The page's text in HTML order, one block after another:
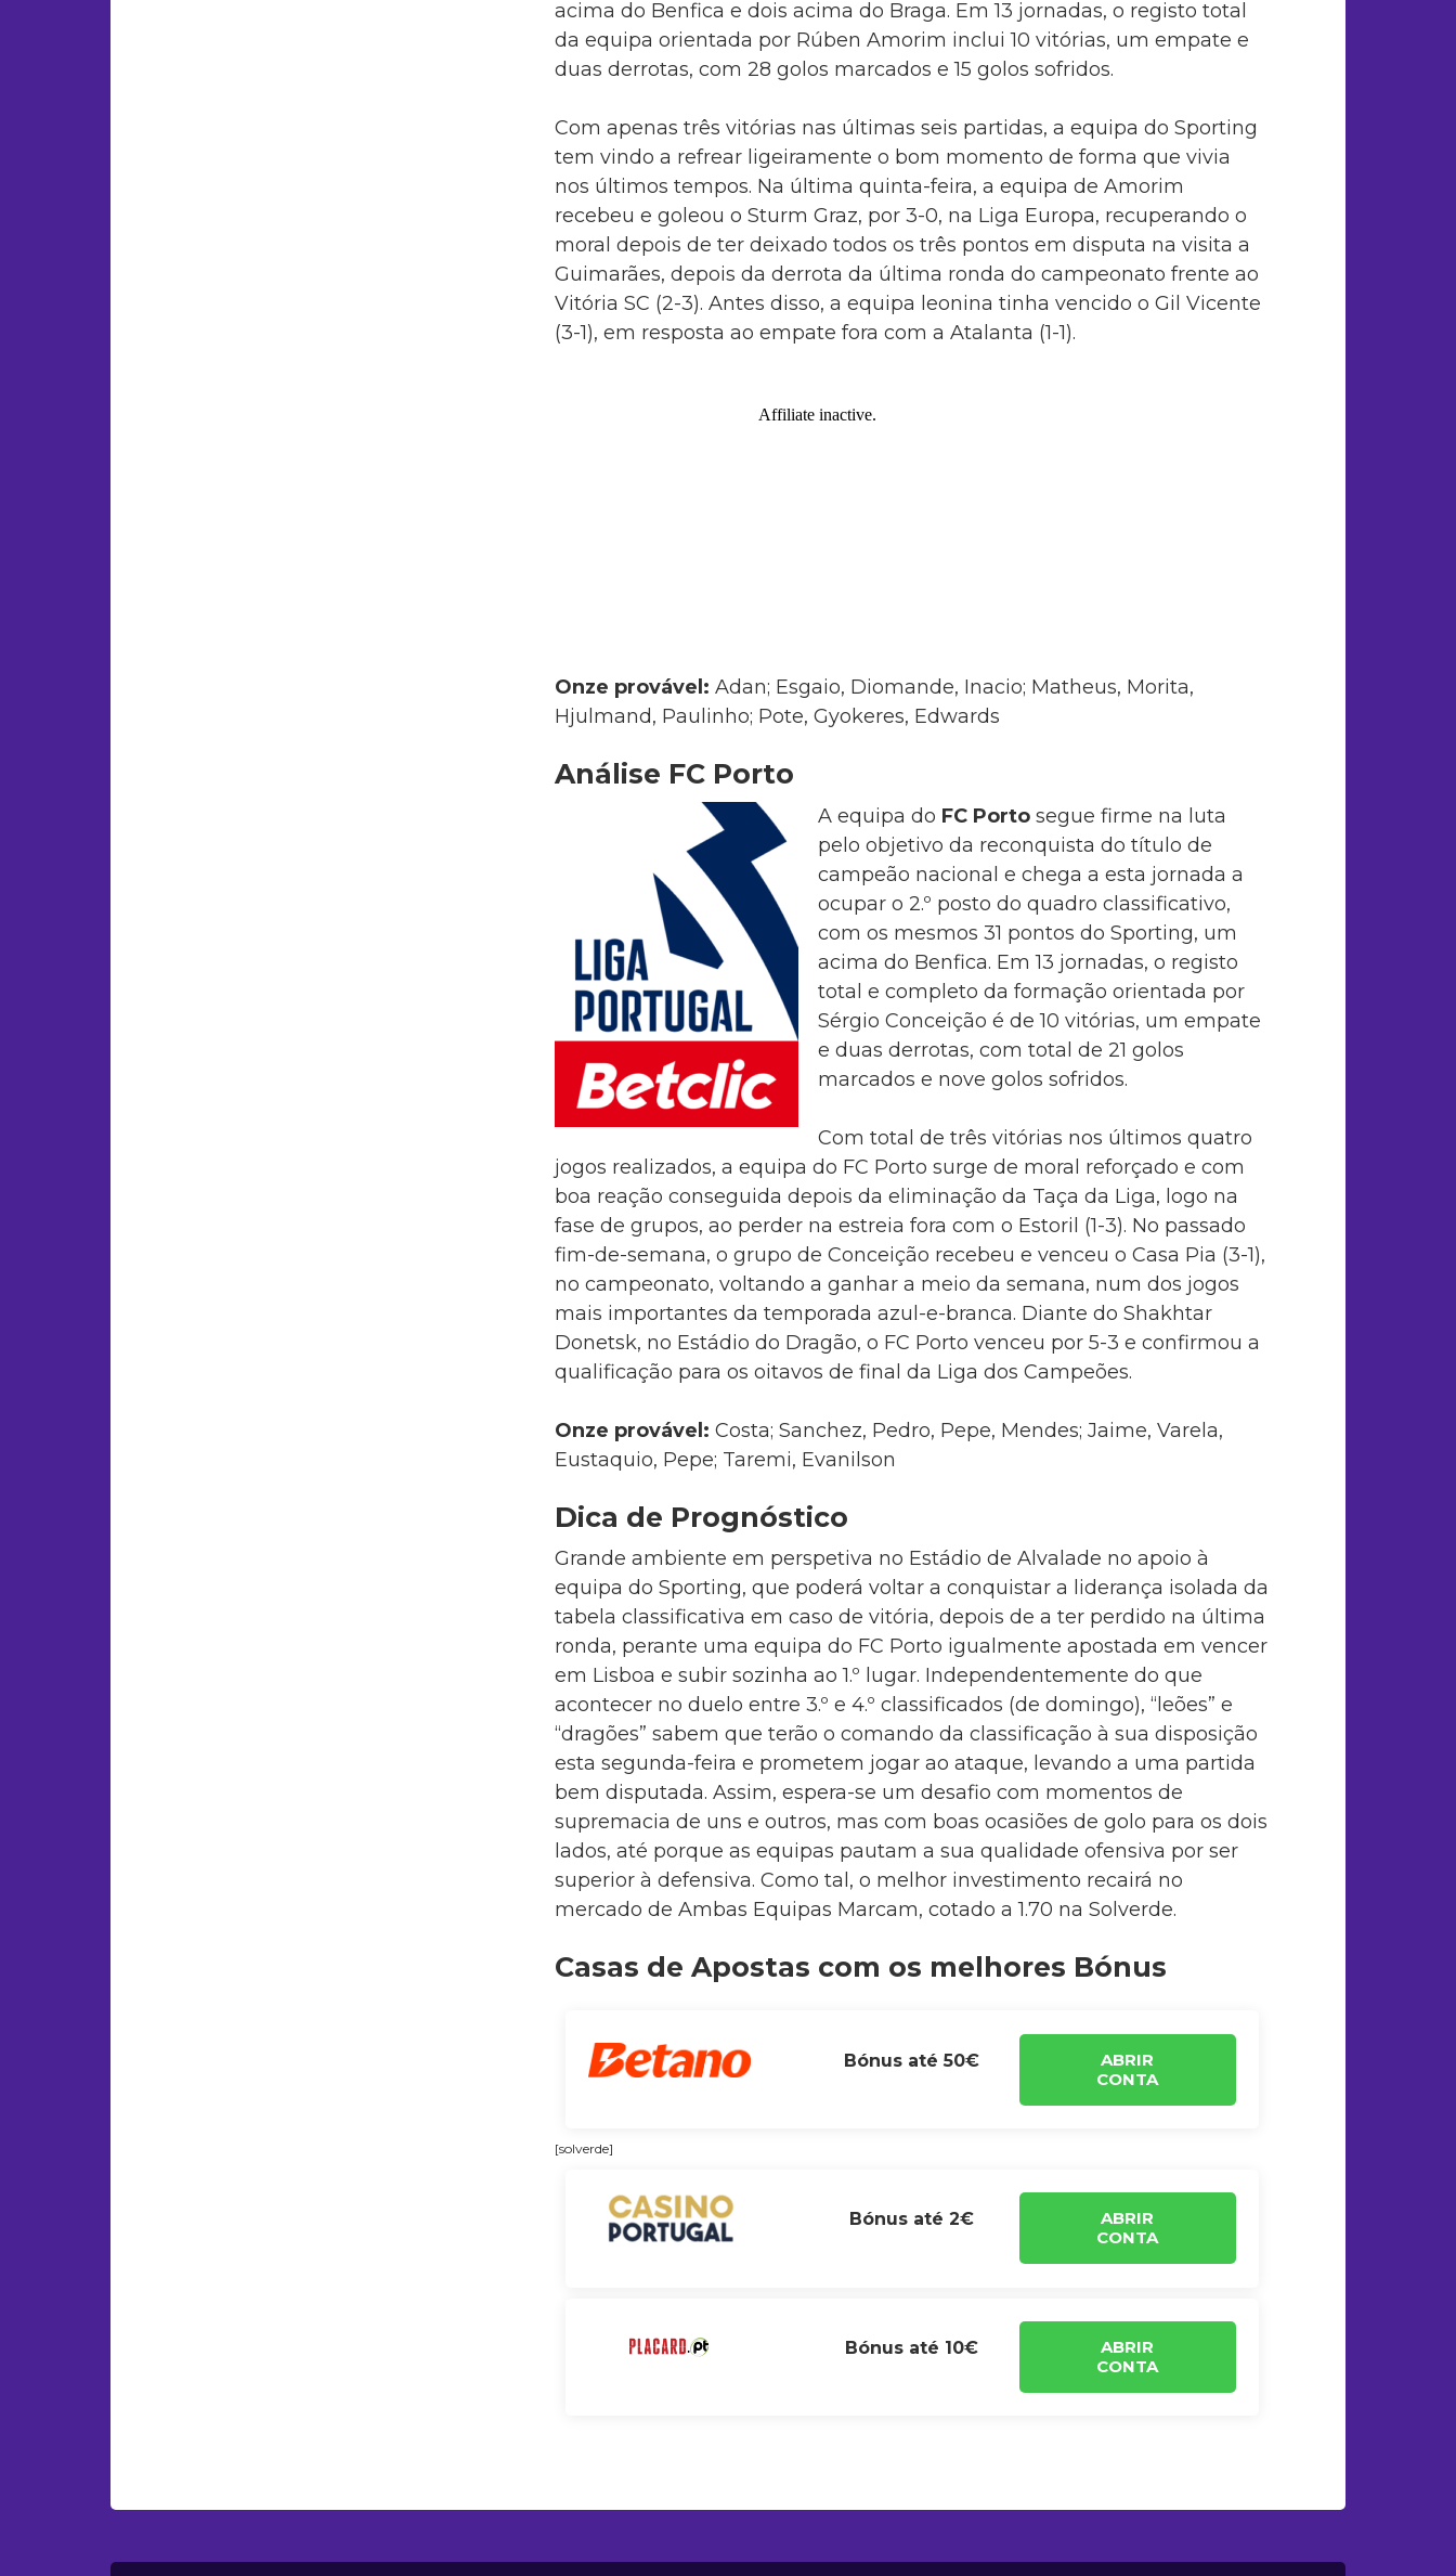
acima do Benfica e dois acima do Braga. Em 13 jornadas, o registo total
da equipa orientada por Rúben Amorim inclui 10 vitórias, um empate e
duas derrotas, com 28 golos marcados e 15 golos sofridos.
Com apenas três vitórias nas últimas seis partidas, a equipa do Sporting
tem vindo a refrear ligeiramente o bom momento de forma que vivia
nos últimos tempos. Na última quinta-feira, a equipa de Amorim
recebeu e goleou o Sturm Graz, por 3-0, na Liga Europa, recuperando o
moral depois de ter deixado todos os três pontos em disputa na visita a
Guimarães, depois da derrota da última ronda do campeonato frente ao
Vitória SC (2-3). Antes disso, a equipa leonina tinha vencido o Gil Vicente
(3-1), em resposta ao empate fora com a Atalanta (1-1).
Onze provável: Adan; Esgaio, Diomande, Inacio; Matheus, Morita,
Hjulmand, Paulinho; Pote, Gyokeres, Edwards
Análise FC Porto
A equipa do FC Porto segue firme na luta
pelo objetivo da reconquista do título de
campeão nacional e chega a esta jornada a
ocupar o 2.º posto do quadro classificativo,
com os mesmos 31 pontos do Sporting, um
acima do Benfica. Em 13 jornadas, o registo
total e completo da formação orientada por
Sérgio Conceição é de 10 vitórias, um empate
e duas derrotas, com total de 21 golos
marcados e nove golos sofridos.
Com total de três vitórias nos últimos quatro
jogos realizados, a equipa do FC Porto surge de moral reforçado e com
boa reação conseguida depois da eliminação da Taça da Liga, logo na
fase de grupos, ao perder na estreia fora com o Estoril (1-3). No passado
fim-de-semana, o grupo de Conceição recebeu e venceu o Casa Pia (3-1),
no campeonato, voltando a ganhar a meio da semana, num dos jogos
mais importantes da temporada azul-e-branca. Diante do Shakhtar
Donetsk, no Estádio do Dragão, o FC Porto venceu por 5-3 e confirmou a
qualificação para os oitavos de final da Liga dos Campeões.
Onze provável: Costa; Sanchez, Pedro, Pepe, Mendes; Jaime, Varela,
Eustaquio, Pepe; Taremi, Evanilson
Dica de Prognóstico
Grande ambiente em perspetiva no Estádio de Alvalade no apoio à
equipa do Sporting, que poderá voltar a conquistar a liderança isolada da
tabela classificativa em caso de vitória, depois de a ter perdido na última
ronda, perante uma equipa do FC Porto igualmente apostada em vencer
em Lisboa e subir sozinha ao 1.º lugar. Independentemente do que
acontecer no duelo entre 3.º e 4.º classificados (de domingo), “leões” e
“dragões” sabem que terão o comando da classificação à sua disposição
esta segunda-feira e prometem jogar ao ataque, levando a uma partida
bem disputada. Assim, espera-se um desafio com momentos de
supremacia de uns e outros, mas com boas ocasiões de golo para os dois
lados, até porque as equipas pautam a sua qualidade ofensiva por ser
superior à defensiva. Como tal, o melhor investimento recairá no
mercado de Ambas Equipas Marcam, cotado a 1.70 na Solverde.
Casas de Apostas com os melhores Bónus
Bónus até 50€
ABRIR
CONTA
[solverde]
Bónus até 2€
ABRIR
CONTA
Bónus até 10€
ABRIR
CONTA